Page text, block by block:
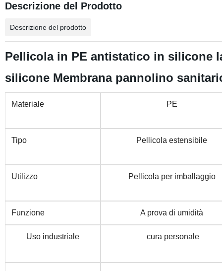
Descrizione del Prodotto
Descrizione del prodotto
Pellicola in PE antistatico in silicone
silicone Membrana pannolino
Materiale PE
Tipo Pellicola estensibile
Utilizzo Pellicola per imballaggio
Funzione A prova di umidità
Uso industriale cura personale